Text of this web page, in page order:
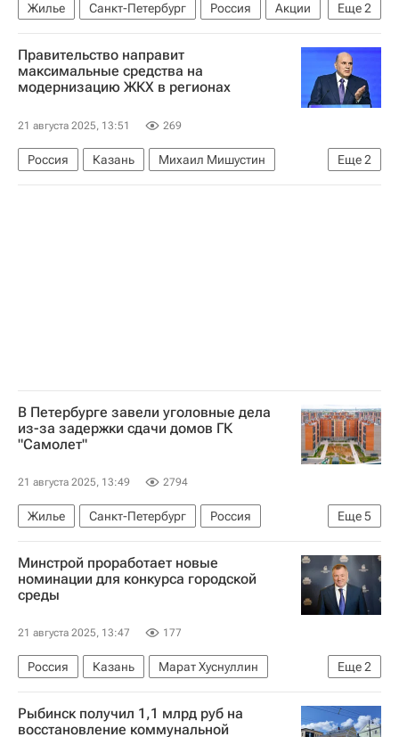
Еще2
Жилье Санкт-Петербург Россия
Акции
Девелоперы
Самолет (девелопер)
Правительство направит
максимальные средства на
модернизацию ЖКХ в регионах
21 августа 2025, 13:51 269
Еще2
Россия Казань
Михаил Мишустин
ЖКХ
Правительство РФ
В Петербурге завели уголовные дела
из-за задержки сдачи домов ГК
"Самолет"
21 августа 2025, 13:49 2794
Еще5
Жилье Санкт-Петербург
Россия
Колпинский район
Следственный комитет России (СК РФ)
Криминал
Минстрой проработает новые
номинации для конкурса городской
среды
21 августа 2025, 13:47 177
Еще2
Россия Казань
Марат Хуснуллин
Министерство строительства и жилищно-коммунального хозяйства РФ (Минстрой России)
Городская среда
Рыбинск получил 1,1 млрд руб на
восстановление коммунальной